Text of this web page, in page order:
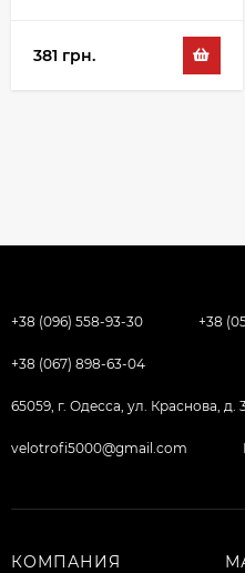
381 грн.
+38 (096) 558-93-30 +38
+38 (067) 898-63-04
65059, г. Одесса, ул. Краснова, д.
velotrofi5000@gmail.com
КОМПАНИЯ